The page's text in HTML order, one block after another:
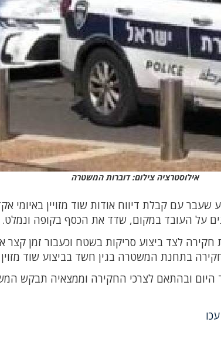
אילוסטרציה צילום: דוברות המשטרה
עם קבלת דיווח אודות שוד מזויין באיומי
על העובד במקום, שדד את הכסף בקופה ונמלט.
חקירה לצד ביצוע סריקות בשטח וכעבור זמן
ובהתאם לצרכי החקירה וממצאיה תבקש